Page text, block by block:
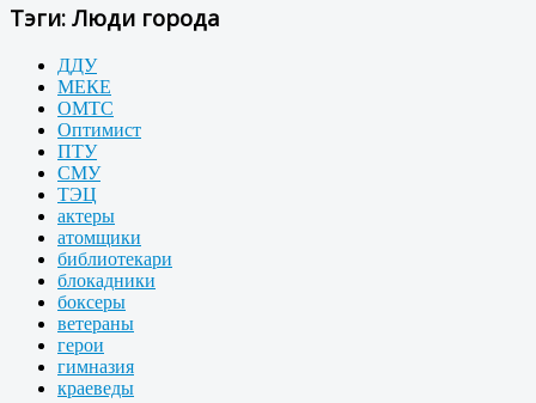
Тэги: Люди города
ДДУ
МЕКЕ
ОМТС
Оптимист
ПТУ
СМУ
ТЭЦ
актеры
атомщики
библиотекари
блокадники
боксеры
ветераны
герои
гимназия
краеведы